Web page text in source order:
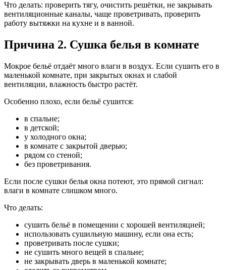
Что делать: проверить тягу, очистить решётки, не закрывать
вентиляционные каналы, чаще проветривать, проверить
работу вытяжки на кухне и в ванной.
Причина 2. Сушка белья в комнате
Мокрое бельё отдаёт много влаги в воздух. Если сушить его в
маленькой комнате, при закрытых окнах и слабой
вентиляции, влажность быстро растёт.
Особенно плохо, если бельё сушится:
в спальне;
в детской;
у холодного окна;
в комнате с закрытой дверью;
рядом со стеной;
без проветривания.
Если после сушки белья окна потеют, это прямой сигнал:
влаги в комнате слишком много.
Что делать:
сушить бельё в помещении с хорошей вентиляцией;
использовать сушильную машину, если она есть;
проветривать после сушки;
не сушить много вещей в спальне;
не закрывать дверь в маленькой комнате;